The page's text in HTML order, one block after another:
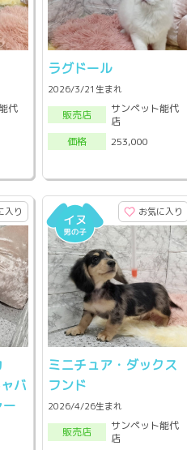
代
ラグドール
2026/3/21生まれ
販売店
サンペット能代
店
価格
253,000
入り
バ
お気に入り
ミニチュア・ダックス
フンド
2026/4/26生まれ
販売店
サンペット能代
店